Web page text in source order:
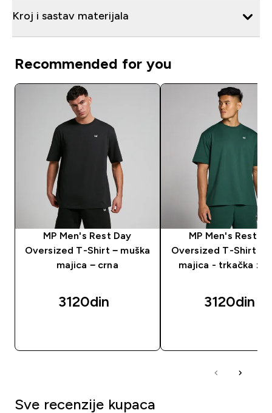
Kroj i sastav materijala
Recommended for you
MP Men's Rest Day
Oversized T-Shirt − muška
majica − crna
3120din‎
MP Men's Rest
Oversized T-Shirt -
majica - trkačka
3120din‎
Sve recenzije kupaca